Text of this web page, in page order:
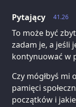
41.26
Pytający
To może być
zadam je, a jeśli
kontynuować w
Czy mógłbyś
pamięci
początków i